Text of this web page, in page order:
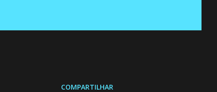
COMPARTILHAR